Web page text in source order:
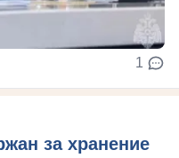
1
за хранение